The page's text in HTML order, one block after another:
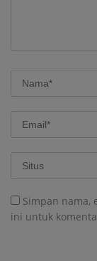
Simpan nama,
ini untuk